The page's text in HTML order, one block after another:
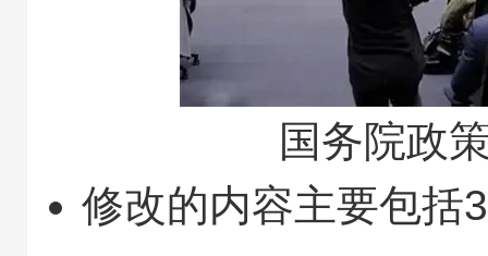
国务院政
修改的内容主要包括